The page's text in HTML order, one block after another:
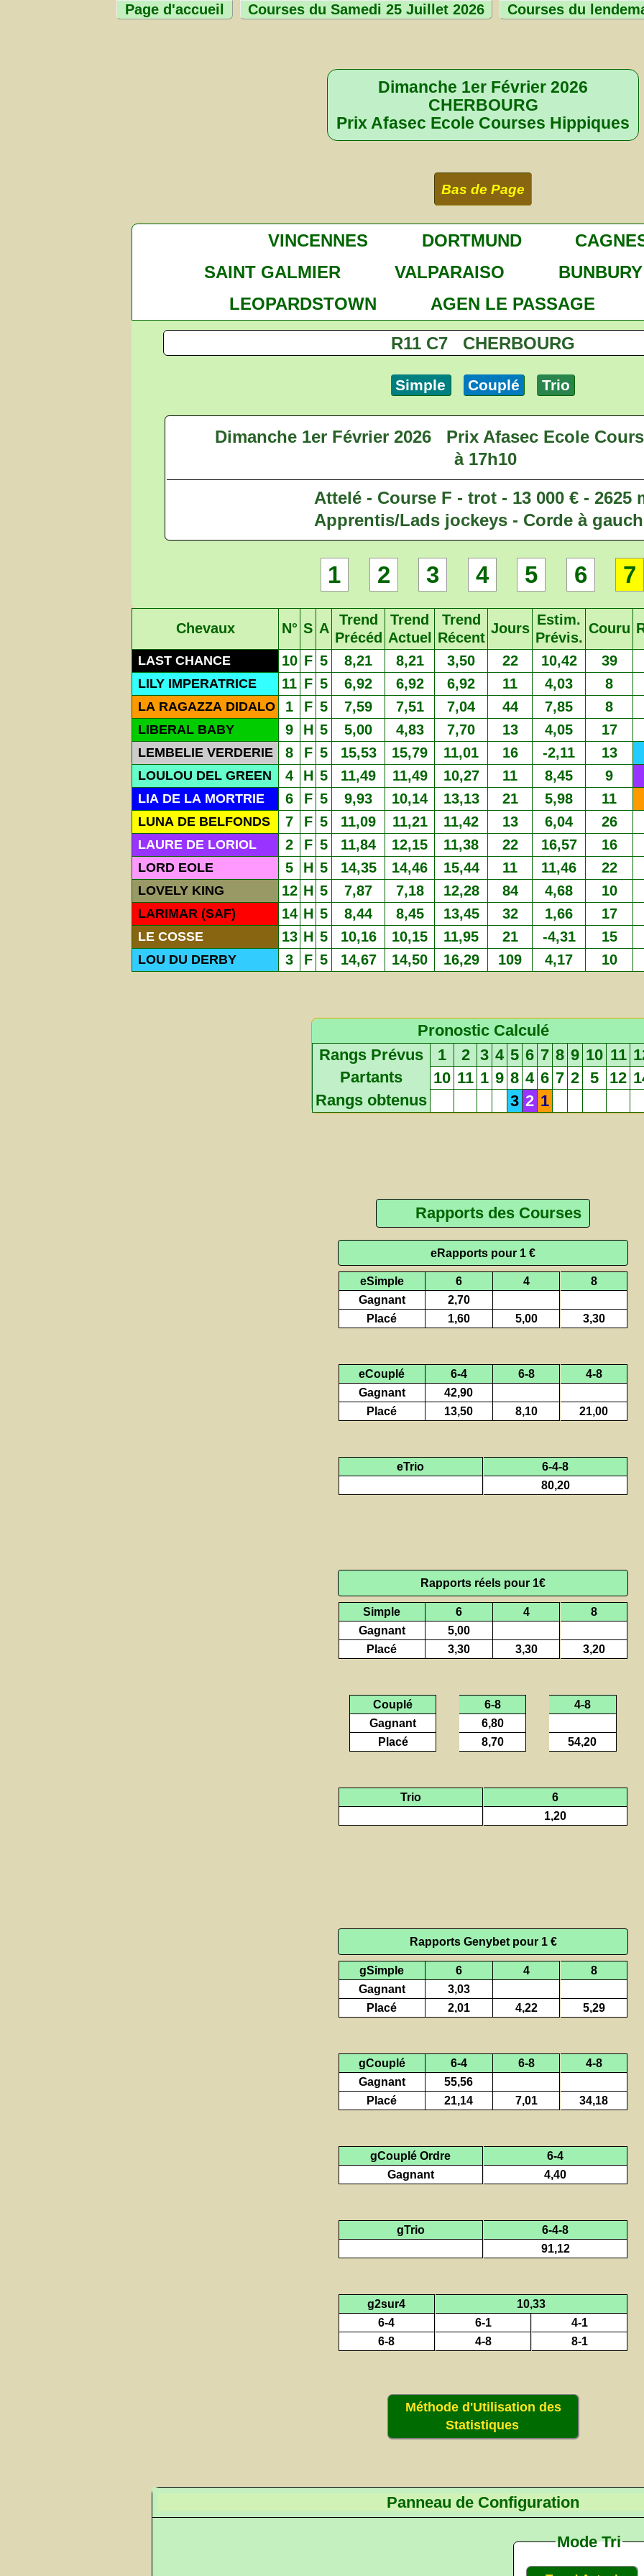
Page d'accueil Courses du Samedi 25 Juillet 2026 Courses du
Dimanche 1er Février 2026
CHERBOURG
Prix Afasec Ecole Courses Hippiques
Bas de Page
VINCENNES DORTMUND
SAINT GALMIER
VALPARAISO
BUNBURY
LEOPARDSTOWN
AGEN LE PASSAGE
R11 C7 CHERBOURG
Simple Couplé Trio
Dimanche 1er Février 2026
Prix Afasec Ecole
à 17h10
Attelé - Course F - trot - 13 000 € - 2625
Apprentis/Lads jockeys - Corde à
1 2 3 4 5 6 7
Chevaux N° S A
Trend
Précéd
Trend
Actuel
Trend
Récent
Jours
Estim.
Prévis.
Couru
LAST CHANCE 10 F 5 8,21 8,21 3,50 22 10,42 39
LILY IMPERATRICE 11 F 5 6,92 6,92 6,92 11 4,03 8
LA RAGAZZA DIDALO 1 F 5 7,59 7,51 7,04 44 7,85 8
LIBERAL BABY 9 H 5 5,00 4,83 7,70 13 4,05 17
LEMBELIE VERDERIE 8 F 5 15,53 15,79 11,01 16 -2,11 13
LOULOU DEL GREEN 4 H 5 11,49 11,49 10,27 11 8,45 9
LIA DE LA MORTRIE 6 F 5 9,93 10,14 13,13 21 5,98 11
LUNA DE BELFONDS 7 F 5 11,09 11,21 11,42 13 6,04 26
LAURE DE LORIOL 2 F 5 11,84 12,15 11,38 22 16,57 16
LORD EOLE 5 H 5 14,35 14,46 15,44 11 11,46 22
LOVELY KING 12 H 5 7,87 7,18 12,28 84 4,68 10
LARIMAR (SAF) 14 H 5 8,44 8,45 13,45 32 1,66 17
LE COSSE 13 H 5 10,16 10,15 11,95 21 -4,31 15
LOU DU DERBY 3 F 5 14,67 14,50 16,29 109 4,17 10
Pronostic Calculé
Rangs Prévus
1 2 3 4 5 6 7 8 9 10 11
Partants
10 11 1 9 8 4 6 7 2 5 12
Rangs obtenus
3 2 1
Rapports des Courses
eRapports pour 1 €
eSimple 6 4
8
Gagnant
2,70
Placé
1,60 5,00 3,30
eCouplé 6-4 6-8
4-8
Gagnant
42,90
Placé
13,50 8,10 21,00
eTrio
6-4-8
80,20
Rapports réels pour 1€
Simple 6 4
8
Gagnant
5,00
Placé
3,30 3,30 3,20
Couplé 6-8
4-8
Gagnant
6,80
Placé
8,70 54,20
Trio
6
1,20
Rapports Genybet pour 1 €
gSimple 6 4
8
Gagnant
3,03
Placé
2,01 4,22 5,29
gCouplé 6-4 6-8
4-8
Gagnant
55,56
Placé
21,14 7,01 34,18
gCouplé Ordre
6-4
Gagnant
4,40
gTrio
6-4-8
91,12
g2sur4
10,33
6-4
6-1
4-1
6-8
4-8 8-1
Méthode d'Utilisation des
Statistiques
Panneau de Configuration
Mode Tri